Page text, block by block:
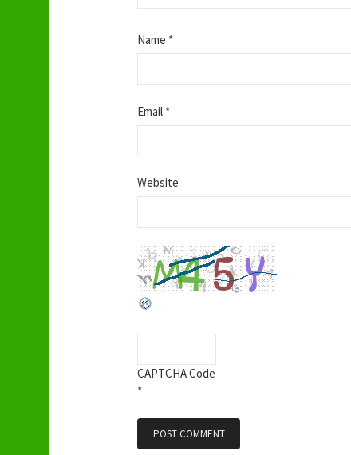
g
a
t
i
o
n
Name *
Email *
Website
CAPTCHA Code
*